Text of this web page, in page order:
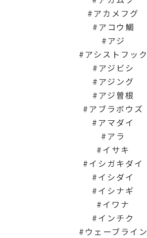
アカメフグ
アコウ鯛
アジ
アシストフック
アジビシ
アジング
アジ曽根
アブラボウズ
アマダイ
アラ
イサキ
イシガキダイ
イシダイ
イシナギ
イワナ
インチク
ウェーブライン